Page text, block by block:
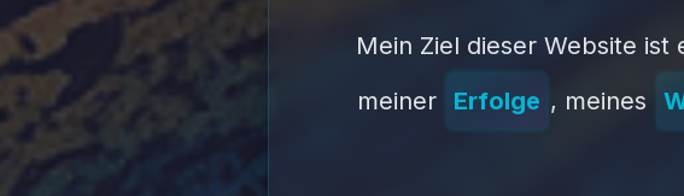
Mein Ziel dieser Website ist
meiner
Erfolge , meines